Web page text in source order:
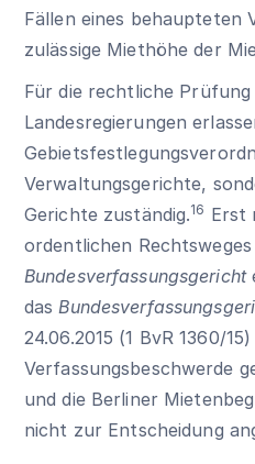
Fällen eines behaupteten
zulässige Miethöhe der
Für die rechtliche Prüfung
Landesregierungen
Verwaltungsgerichte,
Gerichte zuständig.16 Erst
ordentlichen
Bundesverfassungsgericht
das
24.06.2015 (1 BvR 1360/
Verfassungsbeschwerde
und die Berliner
nicht zur Entscheidung